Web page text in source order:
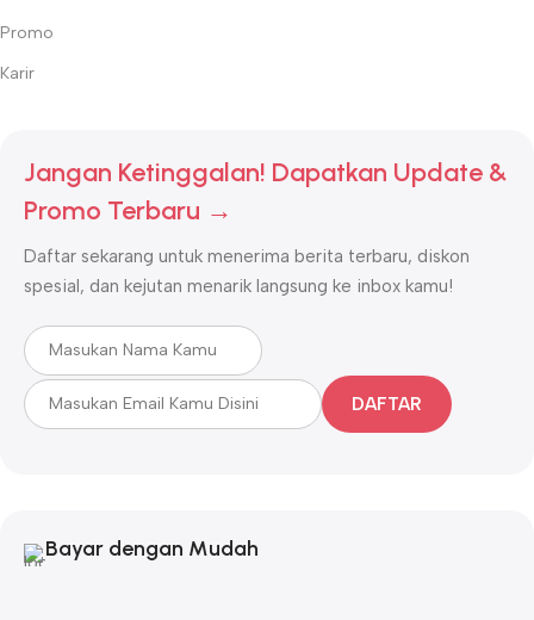
Promo
Karir
Jangan Ketinggalan! Dapatkan Update &
Promo Terbaru →
Daftar sekarang untuk menerima berita terbaru, diskon
spesial, dan kejutan menarik langsung ke inbox kamu!
DAFTAR
Bayar dengan Mudah